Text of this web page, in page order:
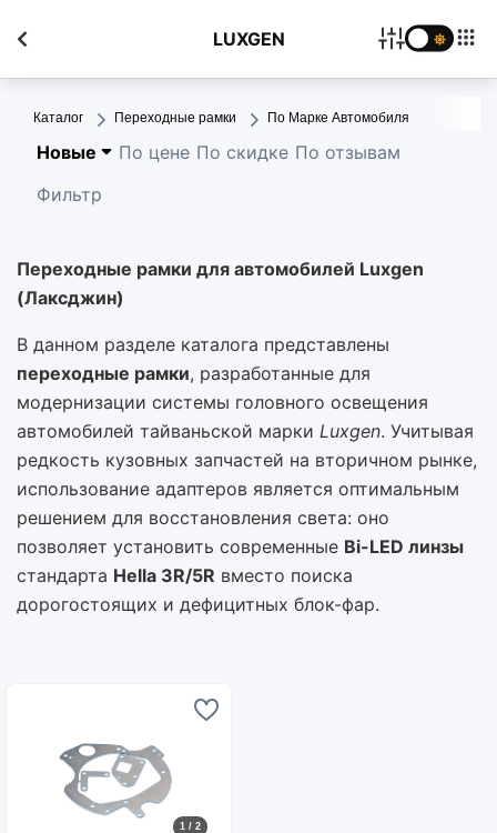
LUXGEN
Каталог Переходные рамки По Марке Автомобиля
Новые По цене По скидке По отзывам
Фильтр
Переходные рамки для автомобилей Luxgen
(Лаксджин)
В данном разделе каталога представлены
переходные рамки, разработанные для
модернизации системы головного освещения
автомобилей тайваньской марки Luxgen. Учитывая
редкость кузовных запчастей на вторичном рынке,
использование адаптеров является оптимальным
решением для восстановления света: оно
позволяет установить современные Bi-LED линзы
стандарта Hella 3R/5R вместо поиска
дорогостоящих и дефицитных блок-фар.
1 / 2